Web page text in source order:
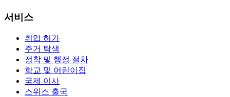
서비스
취업 허가
주거 탐색
정착 및 행정 절차
학교 및 어린이집
국제 이사
스위스 출국